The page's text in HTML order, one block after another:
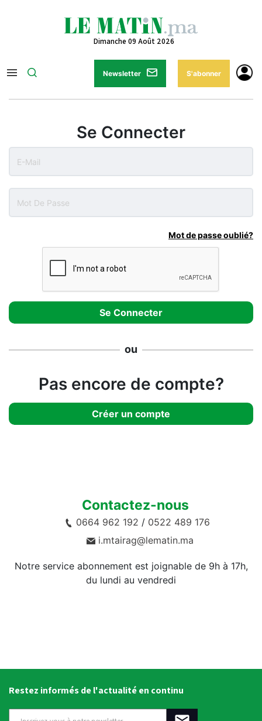
Dimanche 09 Août 2026
Newsletter S'abonner
Se Connecter
Mot de passe oublié?
ou
Pas encore de compte?
Créer un compte
Contactez-nous
0664 962 192 / 0522 489 176
i.mtairag@lematin.ma
Notre service abonnement est joignable de 9h à 17h,
du lundi au vendredi
Restez informés de l'actualité en continu